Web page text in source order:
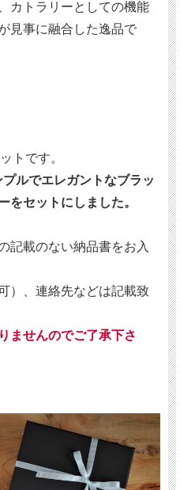
カトラリーとしての機能
見事に融合した逸品で
トです。
ルでエレガントなブラッ
をセットにしました。
記載のない納品書をお入
）、連絡先などは記載致
ませんのでご了承下さ